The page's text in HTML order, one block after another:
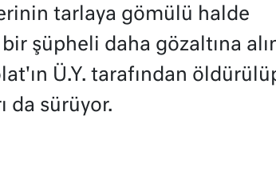
tarlaya gömülü halde
şüpheli daha gözaltına
Ü.Y. tarafından
da sürüyor.